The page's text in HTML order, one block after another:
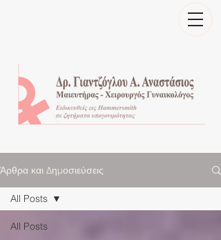
Άρθρα και Δημοσιεύσεις
All Posts
All Posts